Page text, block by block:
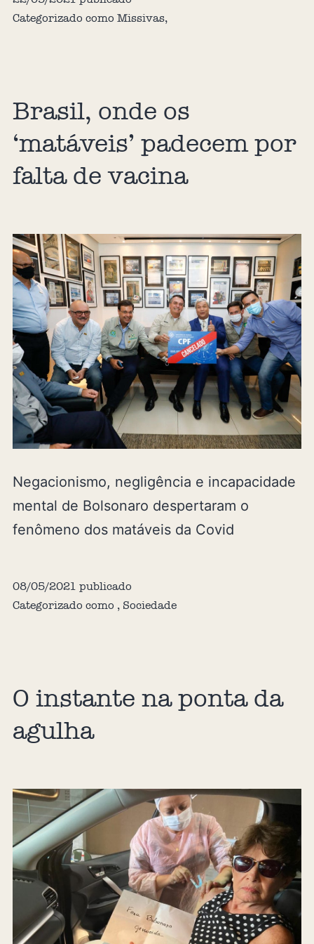
Categorizado como Missivas,
Brasil, onde os
‘matáveis’ padecem por
falta de vacina
Negacionismo, negligência e incapacidade
mental de Bolsonaro despertaram o
fenômeno dos matáveis da Covid
08/05/2021 publicado
Categorizado como , Sociedade
O instante na ponta da
agulha